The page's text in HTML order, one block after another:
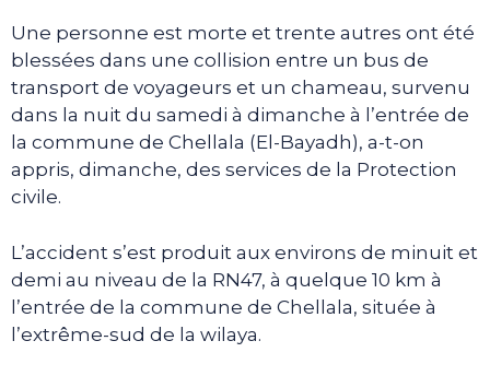
Une personne est morte et trente autres ont été
blessées dans une collision entre un bus de
transport de voyageurs et un chameau, survenu
dans la nuit du samedi à dimanche à l’entrée de
la commune de Chellala (El-Bayadh), a-t-on
appris, dimanche, des services de la Protection
civile.
L’accident s’est produit aux environs de minuit et
demi au niveau de la RN47, à quelque 10 km à
l’entrée de la commune de Chellala, située à
l’extrême-sud de la wilaya.